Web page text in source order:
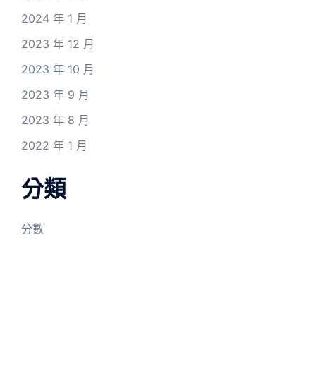
2024 年 1 月
2023 年 12 月
2023 年 10 月
2023 年 9 月
2023 年 8 月
2022 年 1 月
分類
分數